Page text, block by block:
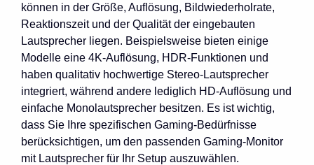
können in der Größe, Auflösung, Bildwiederholrate,
Reaktionszeit und der Qualität der eingebauten
Lautsprecher liegen. Beispielsweise bieten einige
Modelle eine 4K-Auflösung, HDR-Funktionen und
haben qualitativ hochwertige Stereo-Lautsprecher
integriert, während andere lediglich HD-Auflösung und
einfache Monolautsprecher besitzen. Es ist wichtig,
dass Sie Ihre spezifischen Gaming-Bedürfnisse
berücksichtigen, um den passenden Gaming-Monitor
mit Lautsprecher für Ihr Setup auszuwählen.